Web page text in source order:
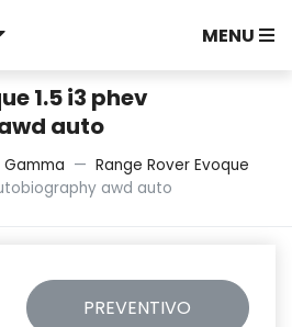
MENU
1.5 i3 phev
auto
Gamma
Range Rover Evoque
awd auto
PREVENTIVO